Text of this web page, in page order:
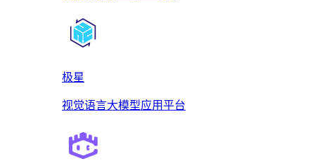
极星
视觉语言大模型应用平台